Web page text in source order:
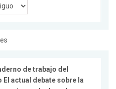
de trabajo del
El actual debate sobre la